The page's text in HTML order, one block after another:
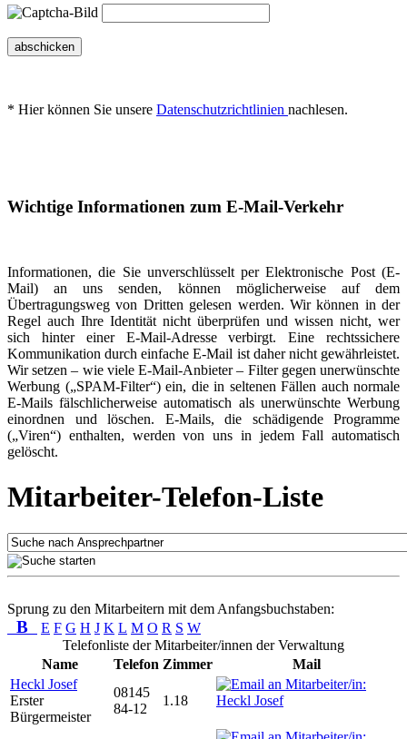
abschicken
* Hier können Sie unsere Datenschutzrichtlinien nachlesen.
Wichtige Informationen zum E-Mail-Verkehr
Informationen, die Sie unverschlüsselt per Elektronische Post (E-
Mail) an uns senden, können möglicherweise auf dem
Übertragungsweg von Dritten gelesen werden. Wir können in der
Regel auch Ihre Identität nicht überprüfen und wissen nicht, wer
sich hinter einer E-Mail-Adresse verbirgt. Eine rechtssichere
Kommunikation durch einfache E-Mail ist daher nicht gewährleistet.
Wir setzen – wie viele E-Mail-Anbieter – Filter gegen unerwünschte
Werbung („SPAM-Filter“) ein, die in seltenen Fällen auch normale
E-Mails fälschlicherweise automatisch als unerwünschte Werbung
einordnen und löschen. E-Mails, die schädigende Programme
(„Viren“) enthalten, werden von uns in jedem Fall automatisch
gelöscht.
Mitarbeiter-Telefon-Liste
Sprung zu den Mitarbeitern mit dem Anfangsbuchstaben:
B E F G H J K L M O R S W
Telefonliste der Mitarbeiter/innen der Verwaltung
Name
Telefon Zimmer
Mail
Heckl Josef
Erster
Bürgermeister
08145
84-12
1.18